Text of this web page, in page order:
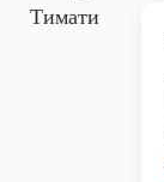
Тимати